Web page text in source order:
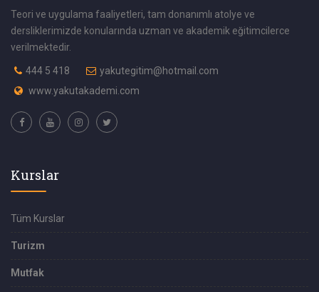
Teori ve uygulama faaliyetleri, tam donanımlı atolye ve
dersliklerimizde konularında uzman ve akademik eğitimcilerce
verilmektedir.
444 5 418
yakutegitim@hotmail.com
www.yakutakademi.com
Kurslar
Tüm Kurslar
Turizm
Mutfak